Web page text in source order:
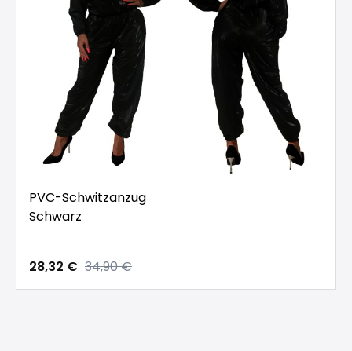
PVC-Schwitzanzug
Schwarz
28,32 € 34,90 €